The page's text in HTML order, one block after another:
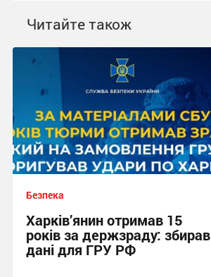
Читайте також
Безпека
Харків’янин отримав 15
років за держзраду: збирав
дані для ГРУ РФ